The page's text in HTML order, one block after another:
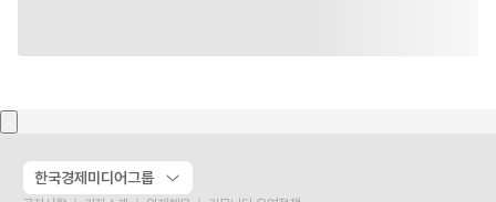
한국경제미디어그룹